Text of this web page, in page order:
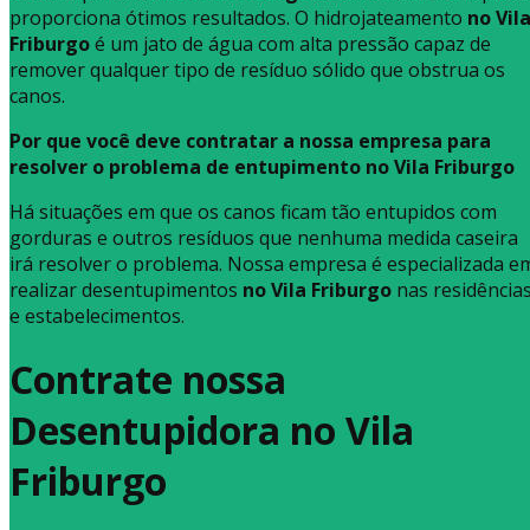
proporciona ótimos resultados. O hidrojateamento no Vila
Friburgoé um jato de água com alta pressão capaz de
remover qualquer tipo de resíduo sólido que obstrua os
canos.
Por que você deve contratar a nossa empresa para
resolver o problema de entupimento no Vila Friburgo
Há situações em que os canos ficam tão entupidos com
gorduras e outros resíduos que nenhuma medida caseira
irá resolver o problema. Nossa empresa é especializada
realizar desentupimentos no Vila Friburgo nas
e estabelecimentos.
Contrate nossa
Desentupidora no Vila
Friburgo